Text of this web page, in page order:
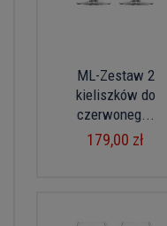
ML-Zestaw 2
kieliszków do
czerwoneg...
179,00 zł